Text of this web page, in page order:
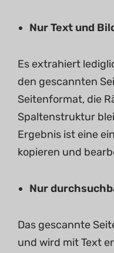
Nur Text und
Es extrahiert
den gescannten
Seitenformat, die
Spaltenstruktur
Ergebnis ist eine
kopieren und
Nur
Das gescannte
und wird mit Text